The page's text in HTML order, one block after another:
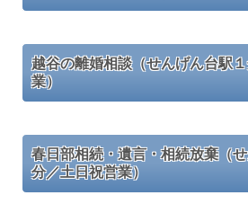
越谷の離婚相談（せんげん台駅
業）
春日部相続・遺言・相続放棄（
分／土日祝営業）